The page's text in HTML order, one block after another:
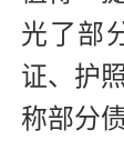
光了部
证、护
称部分